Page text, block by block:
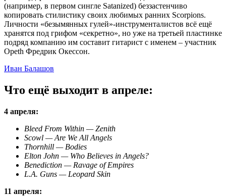
(например, в первом сингле Satanized) беззастенчиво
копировать стилистику своих любимых ранних Scorpions.
Личности «безымянных гулей»-инструменталистов всё ещё
хранятся под грифом «секретно», но уже на третьей пластинке
подряд компанию им составит гитарист с именем – участник
Opeth Фредрик Окессон.
Иван Балашов
Что ещё выходит в апреле:
4 апреля:
Bleed From Within — Zenith
Scowl — Are We All Angels
Thornhill — Bodies
Elton John — Who Believes in Angels?
Benediction — Ravage of Empires
L.A. Guns — Leopard Skin
11 апреля: